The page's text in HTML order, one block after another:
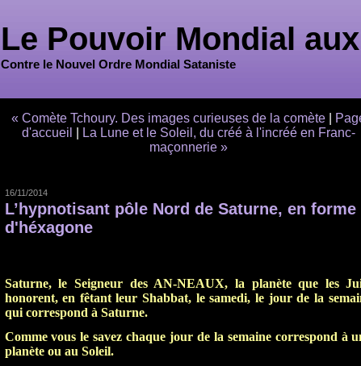
Le Pouvoir Mondial
Contre le Nouvel Ordre Mondial Sataniste
« Comète Tchoury. Des images curieuses de la comète|
d'accueil
La Lune et le Soleil, du créé à l'incréé en Franc-
maçonnerie »
16/11/2014
L’hypnotisant pôle Nord de Saturne, en forme
d'héxagone
Saturne, le Seigneur des AN-NEAUX, la planète que les
honorent, en fêtant leur Shabbat, le samedi, le jour de la
qui correspond à Saturne.
Comme vous le savez chaque jour de la semaine correspond à
planète ou au Soleil.